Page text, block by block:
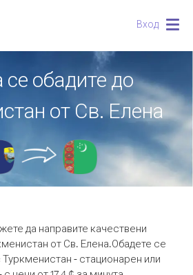
Вход
се обадите до
от Св. Елена
да направите качествени
от Св. Елена.Обадете се
- стационарен или